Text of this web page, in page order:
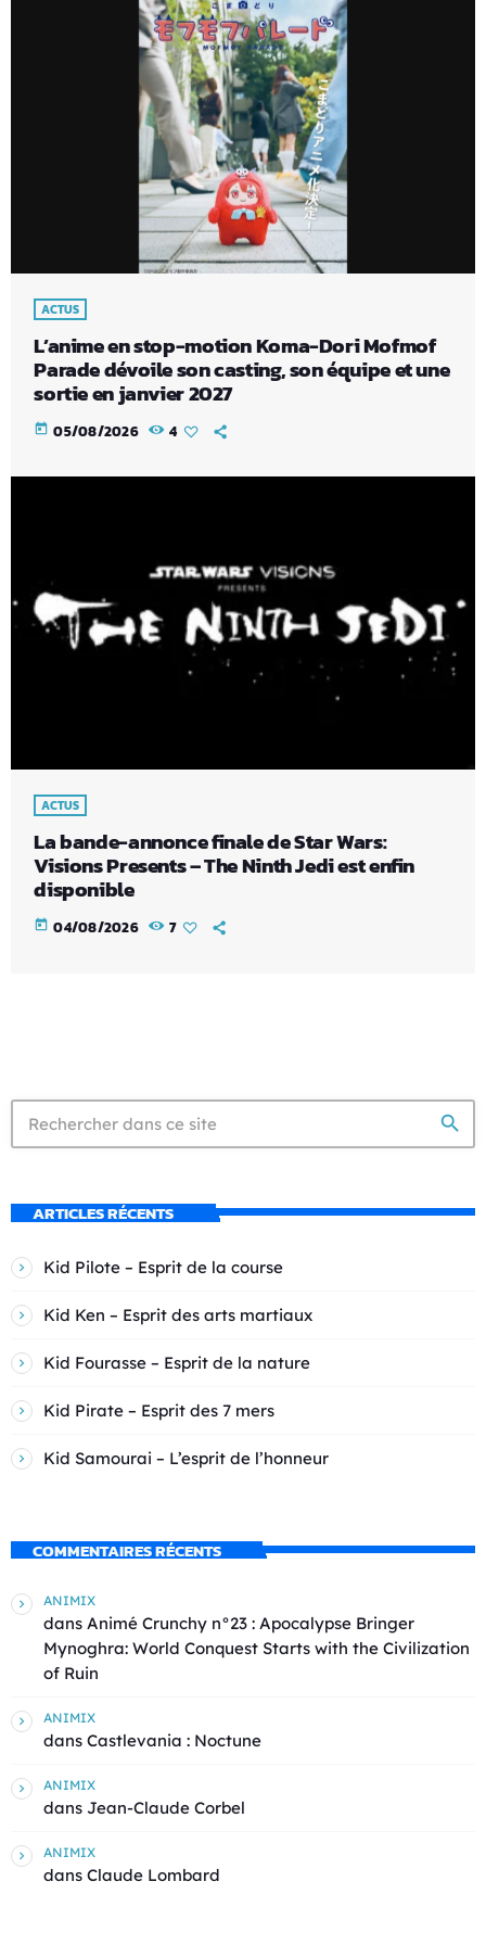
ACTUS
L’anime en stop-motion Koma-Dori Mofmof
Parade dévoile son casting, son équipe et une
sortie en janvier 2027
today 05/08/2026 4
ACTUS
La bande-annonce finale de Star Wars:
Visions Presents – The Ninth Jedi est enfin
disponible
today 04/08/2026 7
search
ARTICLES RÉCENTS
Kid Pilote – Esprit de la course
Kid Ken – Esprit des arts martiaux
Kid Fourasse – Esprit de la nature
Kid Pirate – Esprit des 7 mers
Kid Samourai – L’esprit de l’honneur
COMMENTAIRES RÉCENTS
ANIMIX
dans Animé Crunchy n°23 : Apocalypse Bringer
Mynoghra: World Conquest Starts with the Civilization
of Ruin
ANIMIX
dans Castlevania : Noctune
ANIMIX
dans Jean-Claude Corbel
ANIMIX
dans Claude Lombard